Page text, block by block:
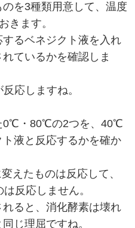
を3種類用意して、温度
ます。
るベネジクト液を入れ
ているかを確認しま
応しますね。
0℃・80℃の2つを、40℃
液と反応するかを確か
えたものは反応して、
反応しません。
ると、消化酵素は壊れ
じ理屈ですね。